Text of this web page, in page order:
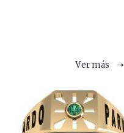
Ver más ➝